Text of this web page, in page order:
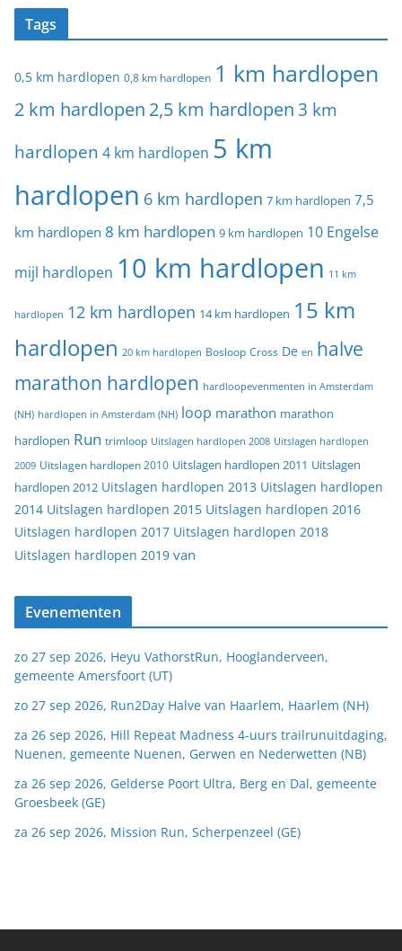
Tags
0,5 km hardlopen 0,8 km hardlopen 1 km hardlopen
2 km hardlopen 2,5 km hardlopen 3 km
hardlopen 4 km hardlopen 5 km
hardlopen 6 km hardlopen 7 km hardlopen 7,5
km hardlopen 8 km hardlopen 9 km hardlopen 10 Engelse
mijl hardlopen 10 km hardlopen 11 km
hardlopen 12 km hardlopen 14 km hardlopen 15 km
hardlopen 20 km hardlopen Bosloop Cross De en halve
marathon hardlopen hardloopevenmenten in Amsterdam
(NH) hardlopen in Amsterdam (NH) loop marathon marathon
hardlopen Run trimloop Uitslagen hardlopen 2008 Uitslagen hardlopen
2009 Uitslagen hardlopen 2010 Uitslagen hardlopen 2011 Uitslagen
hardlopen 2012 Uitslagen hardlopen 2013 Uitslagen hardlopen
2014 Uitslagen hardlopen 2015 Uitslagen hardlopen 2016
Uitslagen hardlopen 2017 Uitslagen hardlopen 2018
Uitslagen hardlopen 2019 van
Evenementen
zo 27 sep 2026, Heyu VathorstRun, Hooglanderveen,
gemeente Amersfoort (UT)
zo 27 sep 2026, Run2Day Halve van Haarlem, Haarlem (NH)
za 26 sep 2026, Hill Repeat Madness 4-uurs trailrunuitdaging,
Nuenen, gemeente Nuenen, Gerwen en Nederwetten (NB)
za 26 sep 2026, Gelderse Poort Ultra, Berg en Dal, gemeente
Groesbeek (GE)
za 26 sep 2026, Mission Run, Scherpenzeel (GE)